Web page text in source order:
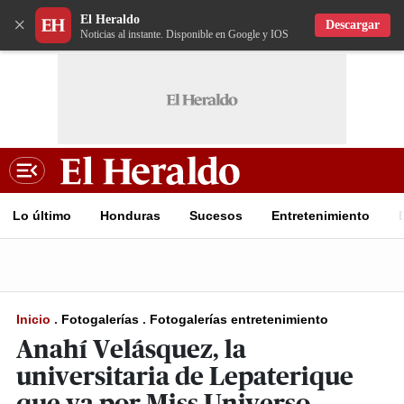
× El Heraldo
Noticias al instante. Disponible en Google y IOS
Descargar
Lo último Honduras Sucesos Entretenimiento
Inicio . Fotogalerías . Fotogalerías entretenimiento
Anahí Velásquez, la
universitaria de Lepaterique